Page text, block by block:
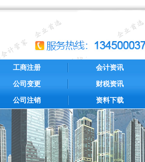
工商注册
公司变更
公司注销
会计资讯
财税资讯
资料下载